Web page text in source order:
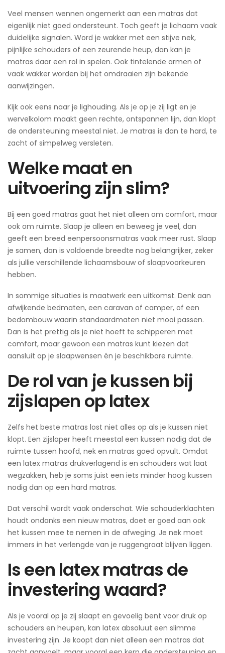
Veel mensen wennen ongemerkt aan een matras dat
eigenlijk niet goed ondersteunt. Toch geeft je lichaam vaak
duidelijke signalen. Word je wakker met een stijve nek,
pijnlijke schouders of een zeurende heup, dan kan je
matras daar een rol in spelen. Ook tintelende armen of
vaak wakker worden bij het omdraaien zijn bekende
aanwijzingen.
Kijk ook eens naar je lighouding. Als je op je zij ligt en je
wervelkolom maakt geen rechte, ontspannen lijn, dan klopt
de ondersteuning meestal niet. Je matras is dan te hard, te
zacht of simpelweg versleten.
Welke maat en
uitvoering zijn slim?
Bij een goed matras gaat het niet alleen om comfort, maar
ook om ruimte. Slaap je alleen en beweeg je veel, dan
geeft een breed eenpersoonsmatras vaak meer rust. Slaap
je samen, dan is voldoende breedte nog belangrijker, zeker
als jullie verschillende lichaamsbouw of slaapvoorkeuren
hebben.
In sommige situaties is maatwerk een uitkomst. Denk aan
afwijkende bedmaten, een caravan of camper, of een
bedombouw waarin standaardmaten niet mooi passen.
Dan is het prettig als je niet hoeft te schipperen met
comfort, maar gewoon een matras kunt kiezen dat
aansluit op je slaapwensen én je beschikbare ruimte.
De rol van je kussen bij
zijslapen op latex
Zelfs het beste matras lost niet alles op als je kussen niet
klopt. Een zijslaper heeft meestal een kussen nodig dat de
ruimte tussen hoofd, nek en matras goed opvult. Omdat
een latex matras drukverlagend is en schouders wat laat
wegzakken, heb je soms juist een iets minder hoog kussen
nodig dan op een hard matras.
Dat verschil wordt vaak onderschat. Wie schouderklachten
houdt ondanks een nieuw matras, doet er goed aan ook
het kussen mee te nemen in de afweging. Je nek moet
immers in het verlengde van je ruggengraat blijven liggen.
Is een latex matras de
investering waard?
Als je vooral op je zij slaapt en gevoelig bent voor druk op
schouders en heupen, kan latex absoluut een slimme
investering zijn. Je koopt dan niet alleen een matras dat